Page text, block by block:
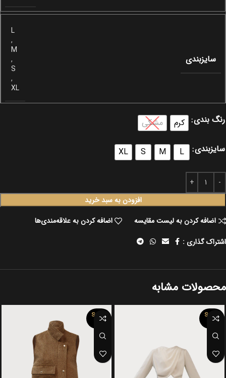
سایزبندی
L
,
M
,
S
,
XL
رنگ بندی کرم مشکی
سایزبندی L
M
S
XL
افزودن به سبد خرید
اضافه کردن به لیست مقایسه
اضافه کردن به علاقه‌مندی‌ها
اشتراک گذاری :
محصولات مشابه
SOLD
OUT
SOLD
OUT